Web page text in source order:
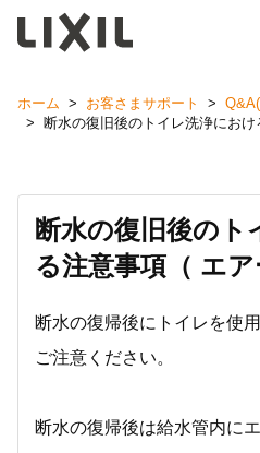
ホーム > お客さまサポート >
>
断水の復旧後のトイレ洗浄におけ
断水の復旧後のト
る注意事項（ エア
断水の復帰後にトイレを使
ご注意ください。
断水の復帰後は給水管内に